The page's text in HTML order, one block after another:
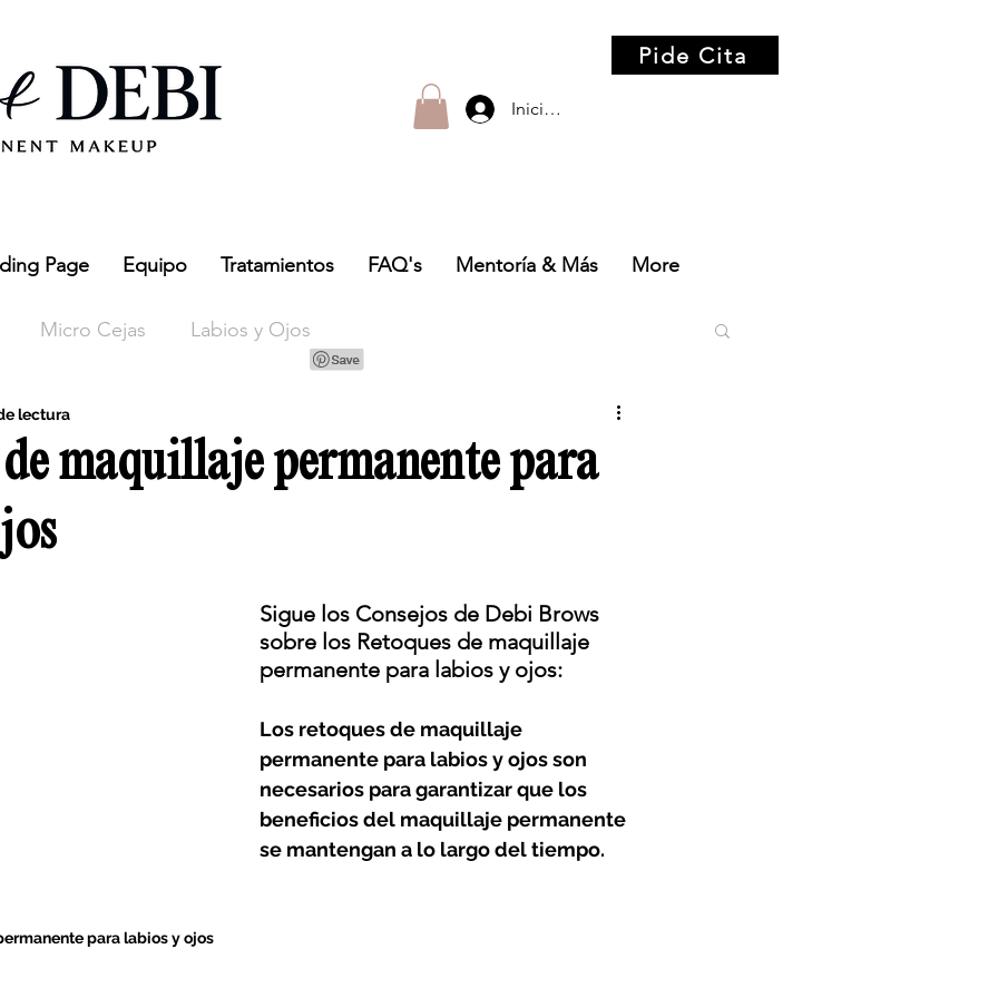
Pide Cita
Iniciar sesión
Page Equipo Tratamientos FAQ's Mentoría & Más More
Micro Cejas Labios y Ojos
maquillaje permanente para
lectura
para labios y ojos
Sigue los Consejos de Debi Brows
sobre los Retoques de maquillaje
permanente para labios y ojos:
Los retoques de maquillaje
permanente para labios y ojos son
necesarios para garantizar que los
beneficios del maquillaje permanente
se mantengan a lo largo del tiempo.